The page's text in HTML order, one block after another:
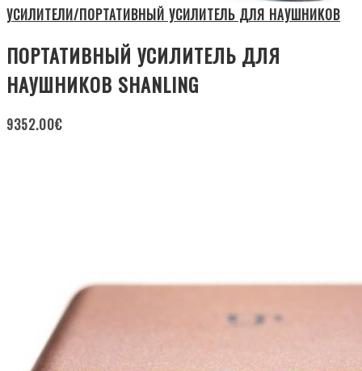
УСИЛИТЕЛИ/ПОРТАТИВНЫЙ УСИЛИТЕЛЬ ДЛЯ НАУШНИКОВ
ПОРТАТИВНЫЙ УСИЛИТЕЛЬ ДЛЯ
НАУШНИКОВ SHANLING
9352.00€